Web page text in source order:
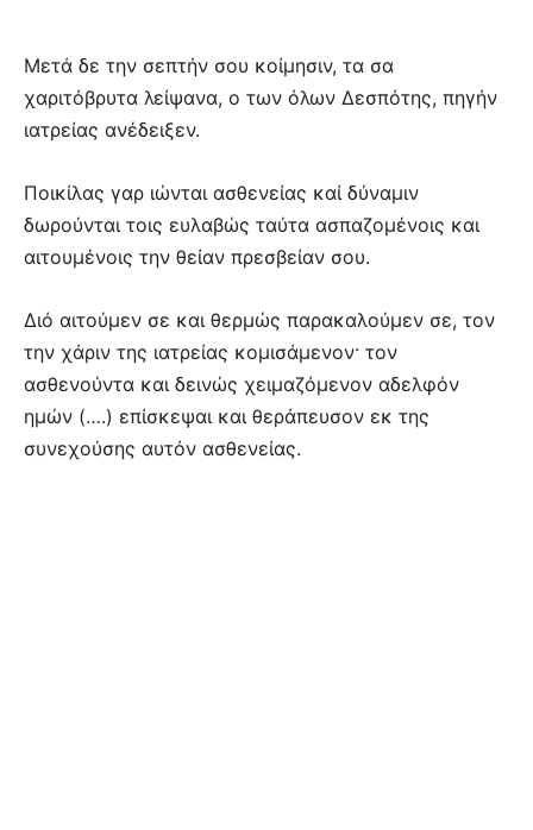
Μετά δε την σεπτήν σου κοίμησιν, τα σα
χαριτόβρυτα λείψανα, ο των όλων Δεσπότης, πηγήν
ιατρείας ανέδειξεν.
Ποικίλας γαρ ιώνται ασθενείας καί δύναμιν
δωρούνται τοις ευλαβώς ταύτα ασπαζομένοις και
αιτουμένοις την θείαν πρεσβείαν σου.
Διό αιτούμεν σε και θερμώς παρακαλούμεν σε, τον
την χάριν της ιατρείας κομισάμενον· τον
ασθενούντα και δεινώς χειμαζόμενον αδελφόν
ημών (….) επίσκεψαι και θεράπευσον εκ της
συνεχούσης αυτόν ασθενείας.